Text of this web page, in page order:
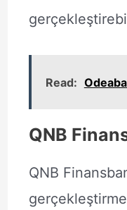
Read:
QNB
QNB